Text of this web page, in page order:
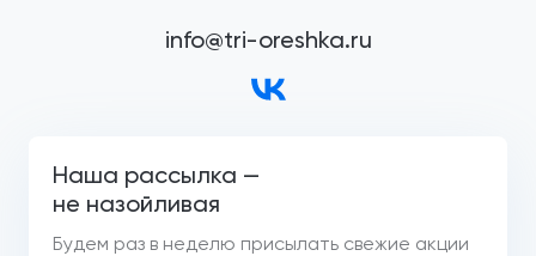
info@tri-oreshka.ru
Наша рассылка —
не назойливая
Будем раз в неделю присылать свежие акции